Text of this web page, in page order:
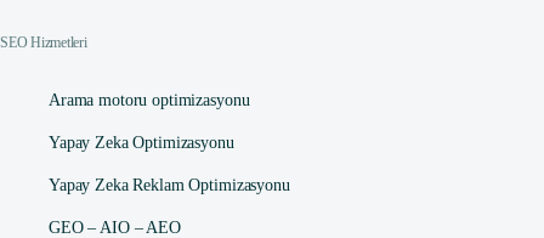
SEO Hizmetleri
Arama motoru optimizasyonu
Yapay Zeka Optimizasyonu
Yapay Zeka Reklam Optimizasyonu
GEO – AIO – AEO